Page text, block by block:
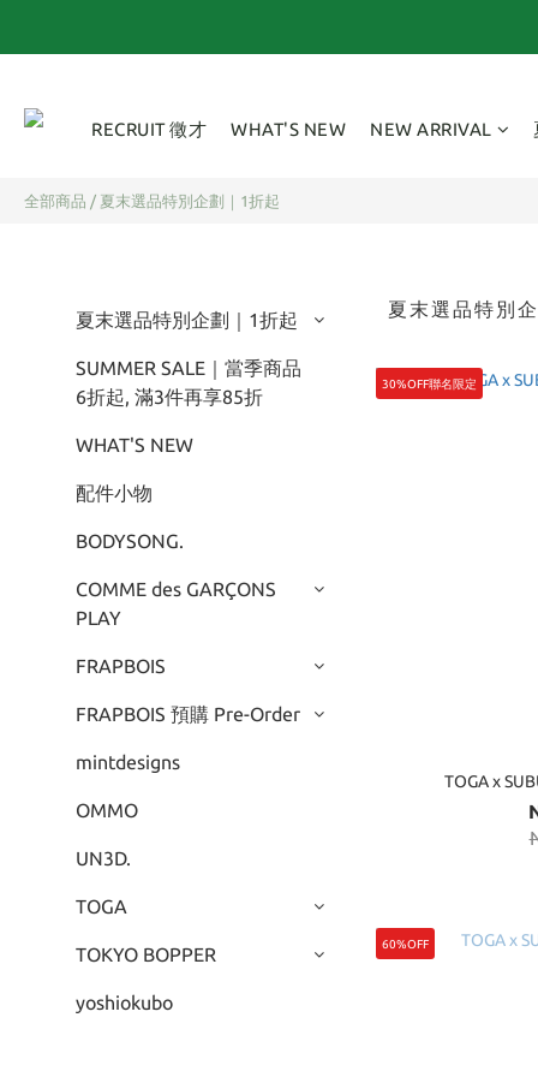
RECRUIT 徵才 WHAT'S NEW NEW ARRIVAL
全部商品 / 夏末選品特別企劃｜1折起
夏末選品特別企劃｜1折起
SUMMER SALE｜當季商品
6折起, 滿3件再享85折
WHAT'S NEW
配件小物
BODYSONG.
COMME des GARÇONS
PLAY
FRAPBOIS
FRAPBOIS 預購 Pre-Order
mintdesigns
OMMO
UN3D.
TOGA
TOKYO BOPPER
yoshiokubo
夏末選品特別
30%OFF聯名限定
TOGA x
60%OFF